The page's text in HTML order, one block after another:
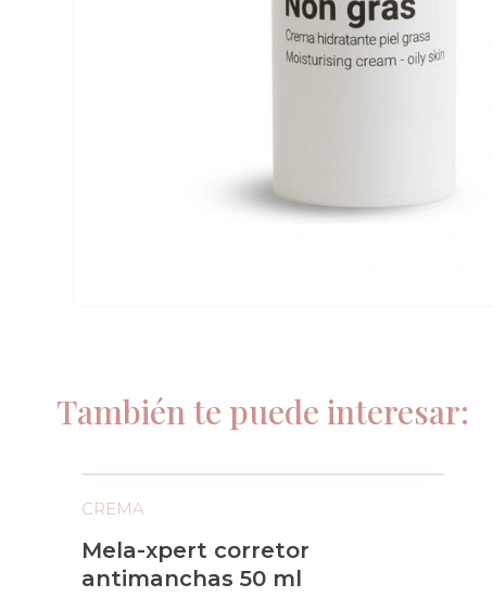
También te puede interesar:
CREMA
Mela-xpert corretor
antimanchas 50 ml